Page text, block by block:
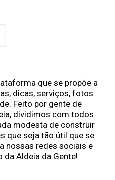
que se propõe a
dicas, serviços, fotos
Feito por gente de
dividimos com todos
modesta de construir
que seja tão útil que se
nossas redes sociais e
Aldeia da Gente!